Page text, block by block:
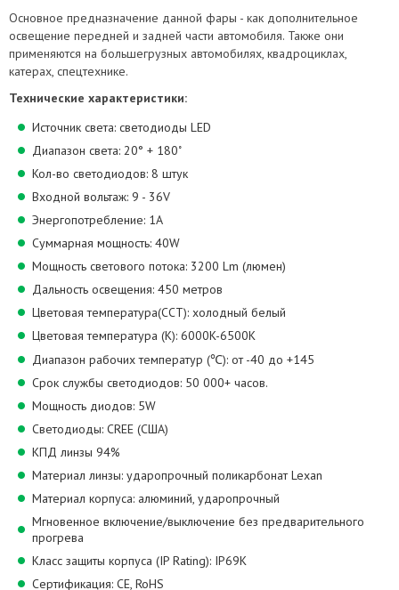
Основное предназначение данной фары - как дополнительное
освещение передней и задней части автомобиля. Также они
применяются на большегрузных автомобилях, квадроциклах,
катерах, спецтехнике.
Технические характеристики:
Источник света: светодиоды LED
Диапазон света: 20° + 180˚
Кол-во светодиодов: 8 штук
Входной вольтаж: 9 - 36V
Энергопотребление: 1А
Суммарная мощность: 40W
Мощность светового потока: 3200 Lm (люмен)
Дальность освещения: 450 метров
Цветовая температура(CCT): холодный белый
Цветовая температура (К): 6000K-6500K
Диапазон рабочих температур (℃): от -40 до +145
Срок службы светодиодов: 50 000+ часов.
Мощность диодов: 5W
Светодиоды: CREE (США)
КПД линзы 94%
Материал линзы: ударопрочный поликарбонат Lexan
Материал корпуса: алюминий, ударопрочный
Мгновенное включение/выключение без предварительного
прогрева
Класс защиты корпуса (IP Rating): IP69K
Сертификация: CE, RoHS